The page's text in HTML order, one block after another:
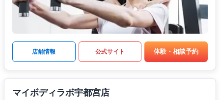
店舗情報 公式サイト 体験・相談予約
マイボディラボ宇都宮店